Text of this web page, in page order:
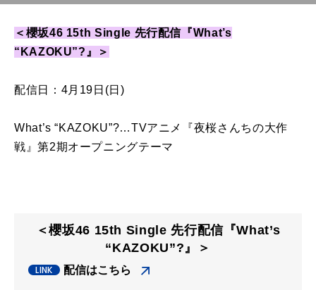
＜櫻坂46 15th Single 先行配信『What’s
“KAZOKU”?』＞
配信日：4月19日(日)
What’s “KAZOKU”?…TVアニメ『夜桜さんちの大作
戦』第2期オープニングテーマ
＜櫻坂46 15th Single 先行配信『What’s
“KAZOKU”?』＞
配信はこちら